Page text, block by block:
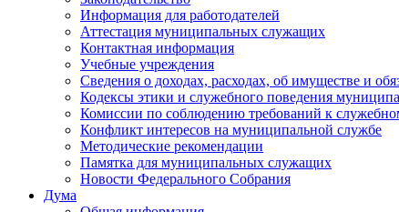
Информация для работодателей
Аттестация муниципальных служащих
Контактная информация
Учебные учреждения
Сведения о доходах, расходах, об имуществе и
Кодексы этики и служебного поведения
Комиссии по соблюдению требований к
Конфликт интересов на муниципальной службе
Методические рекомендации
Памятка для муниципальных служащих
Новости Федерального Cобрания
Дума